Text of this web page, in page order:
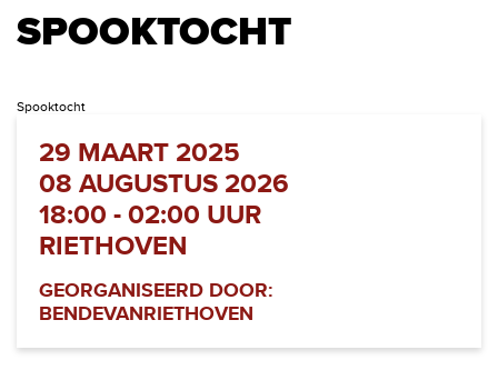
SPOOKTOCHT
Spooktocht
29 MAART 2025
08 AUGUSTUS 2026
18:00 - 02:00 UUR
RIETHOVEN
GEORGANISEERD DOOR:
BENDEVANRIETHOVEN